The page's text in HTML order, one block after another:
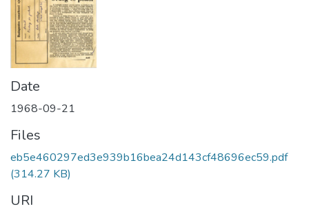
Date
1968-09-21
Files
eb5e460297ed3e939b16bea24d143cf48696ec59.pdf
(314.27 KB)
URI